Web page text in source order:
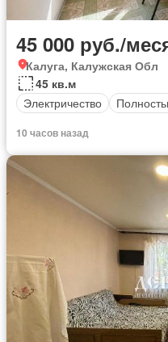
45 000 руб./
Калуга, Калужская Обл
45 кв.м
Электричество
10 часов назад